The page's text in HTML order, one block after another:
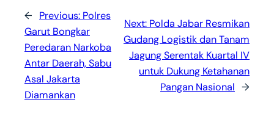
← Previous: Polres
Garut Bongkar
Peredaran Narkoba
Antar Daerah, Sabu
Asal Jakarta
Diamankan
Next: Polda Jabar Resmikan
Gudang Logistik dan Tanam
Jagung Serentak Kuartal IV
untuk Dukung Ketahanan
Pangan Nasional →